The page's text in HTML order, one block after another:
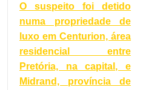
O suspeito foi detido
numa propriedade de
luxo em Centurion, área
residencial entre
Pretória, na capital, e
Midrand, província de